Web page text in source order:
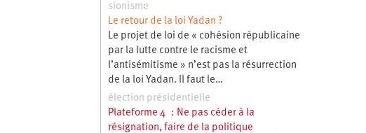
sionisme
Le retour de la loi Yadan ?
Le projet de loi de « cohésion républicaine
par la lutte contre le racisme et
l’antisémitisme » n’est pas la résurrection
de la loi Yadan. Il faut le…
élection présidentielle
Plateforme 4 : Ne pas céder à la
résignation, faire de la politique